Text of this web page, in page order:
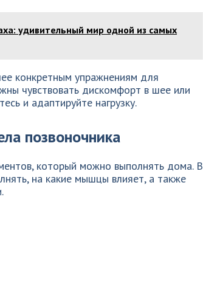
удивительный мир одной из самых
конкретным упражнениям для
чувствовать дискомфорт в шее или
и адаптируйте нагрузку.
позвоночника
который можно выполнять дома. В
на какие мышцы влияет, а также